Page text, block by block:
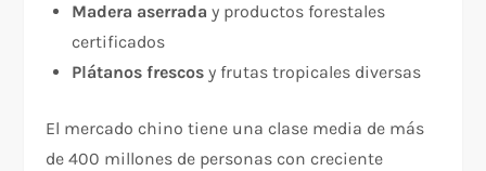
Madera aserrada y productos forestales
certificados
Plátanos frescos y frutas tropicales diversas
El mercado chino tiene una clase media de más
de 400 millones de personas con creciente